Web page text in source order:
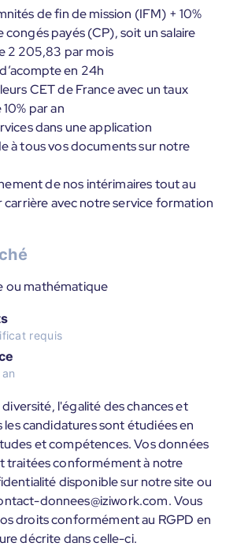
de fin de mission (IFM) + 10%
congés payés (CP), soit un salaire
2 205,83 par mois
en 24h
CET de France avec un taux
par an
dans une application
à tous vos documents sur notre
de nos intérimaires tout au
carrière avec notre service formation
ou mathématique
requis
l'égalité des chances et
les candidatures sont étudiées en
et compétences. Vos données
traitées conformément à notre
disponible sur notre site ou
donnees@iziwork.com. Vous
droits conformément au RGPD en
décrite dans celle-ci.